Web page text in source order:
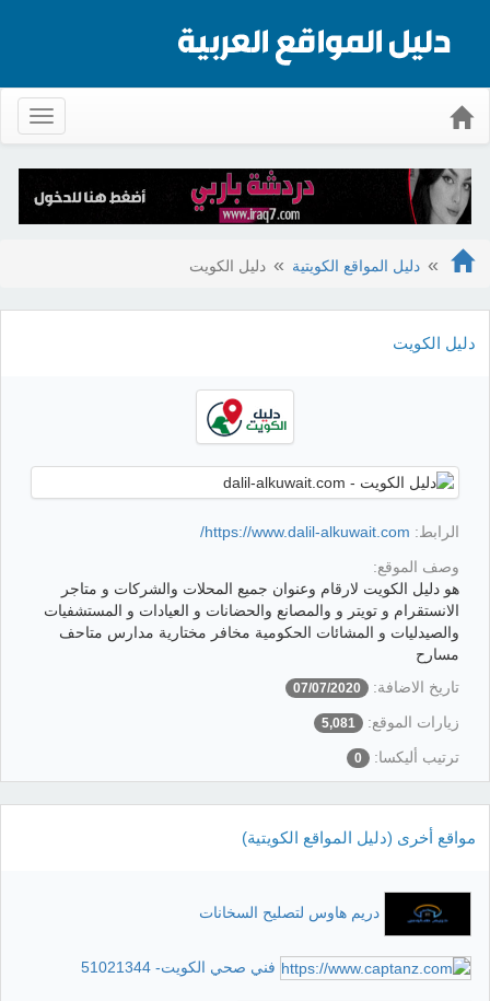
دليل المواقع الكويتية دليل الكويت
دليل الكويت
الرابط: https://www.dalil-alkuwait.com/
وصف الموقع:
هو دليل الكويت لارقام وعنوان جميع المحلات والشركات و متاجر
الانستقرام و تويتر و والمصانع والحضانات و العيادات و المستشفيات
والصيدليات و المشائات الحكومية مخافر مختارية مدارس متاحف
مسارح
تاريخ الاضافة:
07/07/2020
زيارات الموقع: 5,081
ترتيب أليكسا: 0
مواقع أخرى (دليل المواقع الكويتية)
دريم هاوس لتصليح السخانات
فني صحي الكويت- 51021344